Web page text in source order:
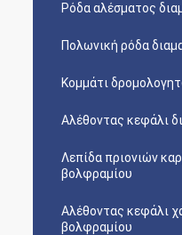
Ρόδα αλέσματος
Πολωνική ρόδα
Κομμάτι
Αλέθοντας κεφάλι
Λεπίδα πριονιών
βολφραμίου
Αλέθοντας κεφάλι
βολφραμίου